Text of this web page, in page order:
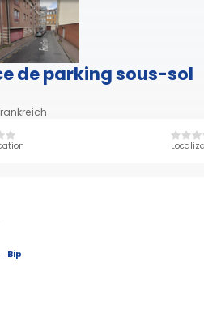
de parking sous-sol
Bip